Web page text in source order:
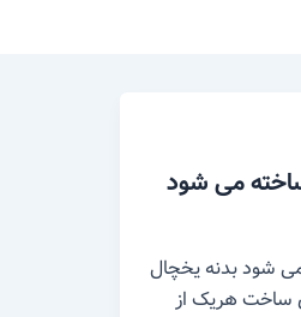
می شود
شود بدنه یخچال
ساخت هریک از